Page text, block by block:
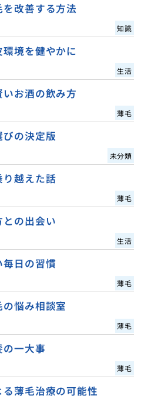
改善する方法
知識
境を健やかに
生活
お酒の飲み方
薄毛
の決定版
未分類
越えた話
薄毛
の出会い
生活
日の習慣
薄毛
悩み相談室
薄毛
一大事
薄毛
薄毛治療の可能性